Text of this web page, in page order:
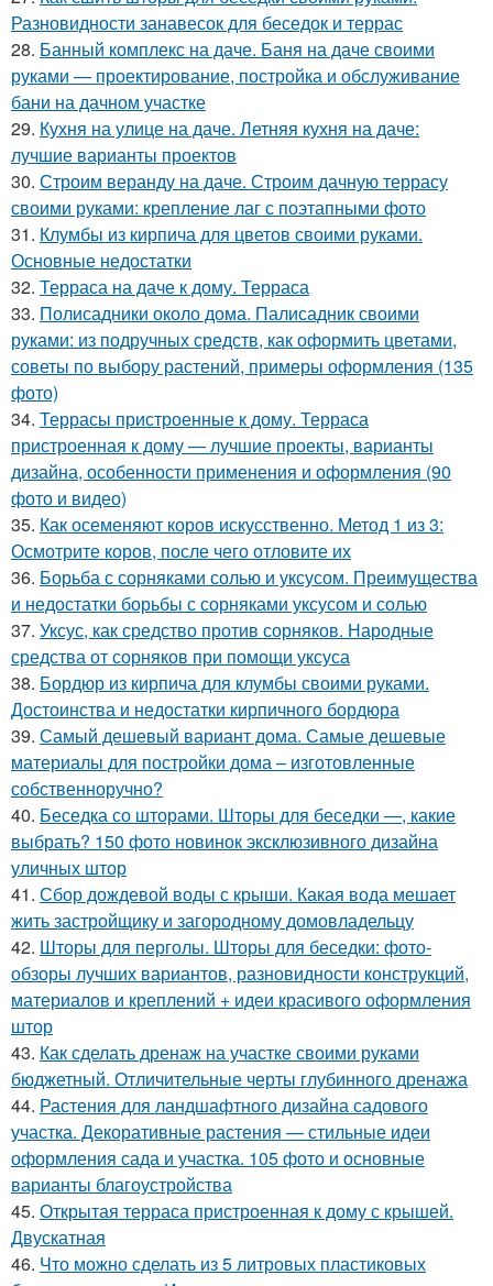
Разновидности занавесок для беседок и террас
28. Банный комплекс на даче. Баня на даче своими
руками — проектирование, постройка и обслуживание
бани на дачном участке
29. Кухня на улице на даче. Летняя кухня на даче:
лучшие варианты проектов
30. Строим веранду на даче. Строим дачную террасу
своими руками: крепление лаг с поэтапными фото
31. Клумбы из кирпича для цветов своими руками.
Основные недостатки
32. Терраса на даче к дому. Терраса
33. Полисадники около дома. Палисадник своими
руками: из подручных средств, как оформить цветами,
советы по выбору растений, примеры оформления (135
фото)
34. Террасы пристроенные к дому. Терраса
пристроенная к дому — лучшие проекты, варианты
дизайна, особенности применения и оформления (90
фото и видео)
35. Как осеменяют коров искусственно. Метод 1 из 3:
Осмотрите коров, после чего отловите их
36. Борьба с сорняками солью и уксусом. Преимущества
и недостатки борьбы с сорняками уксусом и солью
37. Уксус, как средство против сорняков. Народные
средства от сорняков при помощи уксуса
38. Бордюр из кирпича для клумбы своими руками.
Достоинства и недостатки кирпичного бордюра
39. Самый дешевый вариант дома. Самые дешевые
материалы для постройки дома – изготовленные
собственноручно?
40. Беседка со шторами. Шторы для беседки —, какие
выбрать? 150 фото новинок эксклюзивного дизайна
уличных штор
41. Сбор дождевой воды с крыши. Какая вода мешает
жить застройщику и загородному домовладельцу
42. Шторы для перголы. Шторы для беседки: фото-
обзоры лучших вариантов, разновидности конструкций,
материалов и креплений + идеи красивого оформления
штор
43. Как сделать дренаж на участке своими руками
бюджетный. Отличительные черты глубинного дренажа
44. Растения для ландшафтного дизайна садового
участка. Декоративные растения — стильные идеи
оформления сада и участка. 105 фото и основные
варианты благоустройства
45. Открытая терраса пристроенная к дому с крышей.
Двускатная
46. Что можно сделать из 5 литровых пластиковых